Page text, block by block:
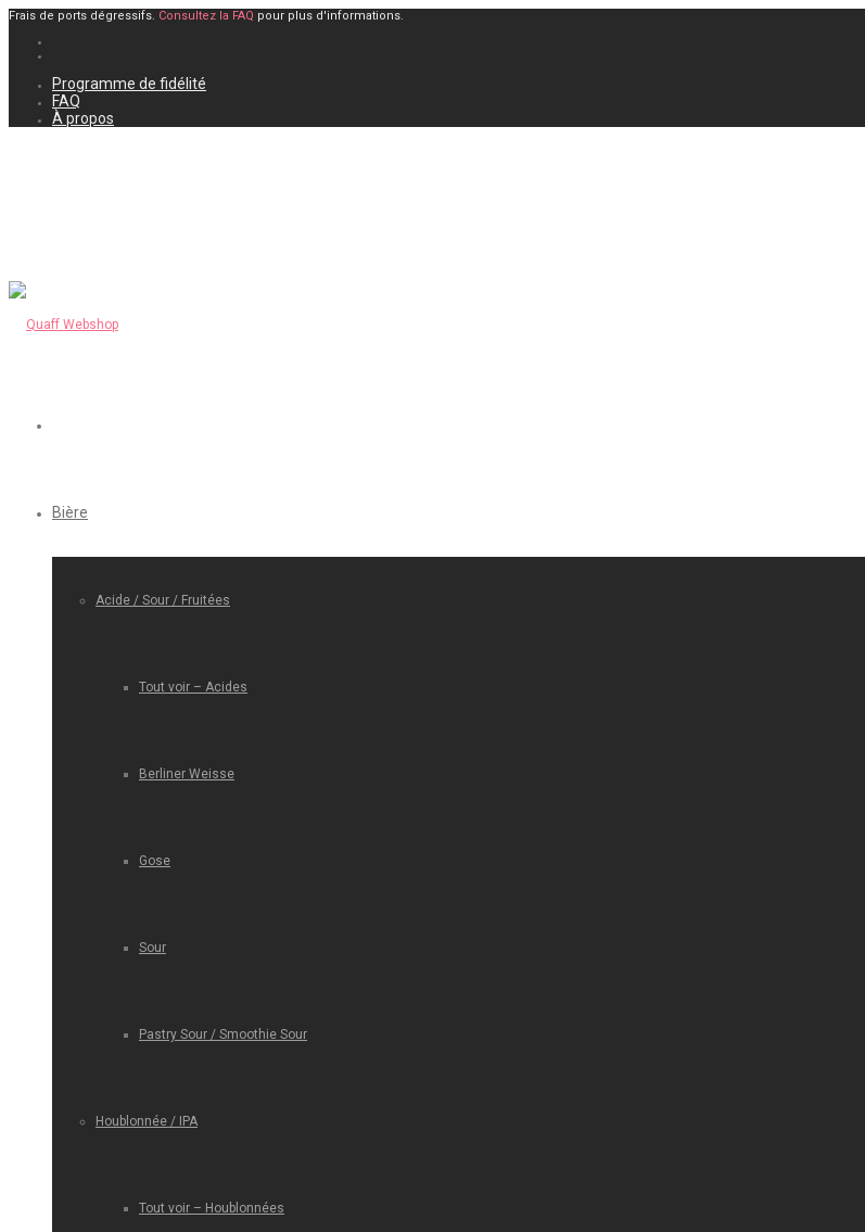
Frais de ports dégressifs. Consultez la FAQ pour plus d'informations.
Programme de fidélité
FAQ
À propos
Bière
Acide / Sour / Fruitées
Tout voir – Acides
Berliner Weisse
Gose
Sour
Pastry Sour / Smoothie Sour
Houblonnée / IPA
Tout voir – Houblonnées